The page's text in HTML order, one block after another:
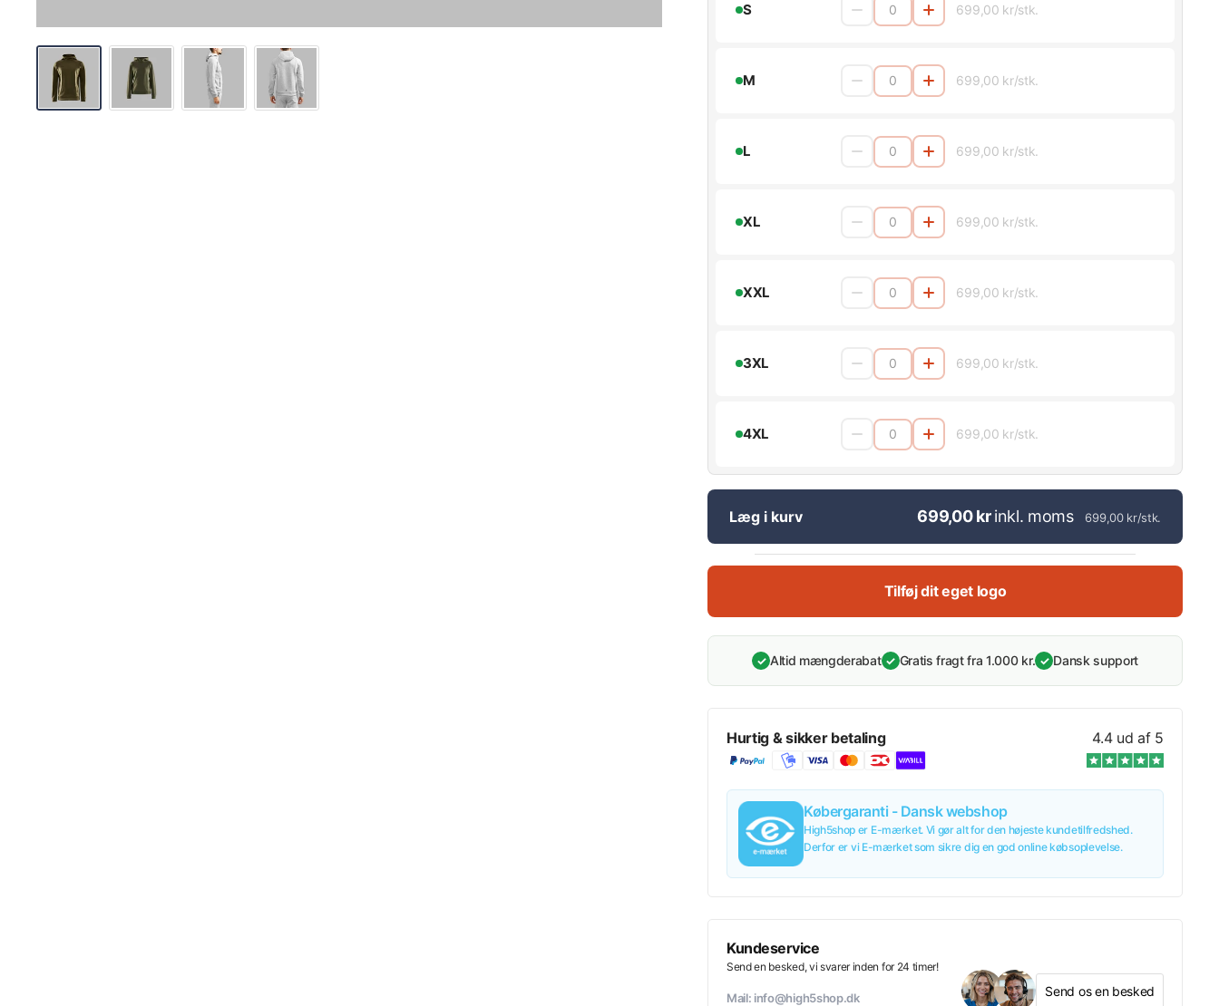
S 699,00 kr/stk.
M 699,00 kr/stk.
L 699,00 kr/stk.
XL 699,00 kr/stk.
XXL 699,00 kr/stk.
3XL 699,00 kr/stk.
4XL 699,00 kr/stk.
Læg i kurv 699,00 kr inkl. moms 699,00 kr/stk.
Tilføj dit eget logo
✓ Altid mængderabat ✓ Gratis fragt fra 1.000 kr. ✓ Dansk support
Hurtig & sikker betaling 4.4 ud af 5
Købergaranti - Dansk webshop
High5shop er E-mærket. Vi gør alt for den højeste kundetilfredshed.
Derfor er vi E-mærket som sikre dig en god online købsoplevelse.
Kundeservice
Send en besked, vi svarer inden for 24 timer!
Mail: info@high5shop.dk
Send os en besked